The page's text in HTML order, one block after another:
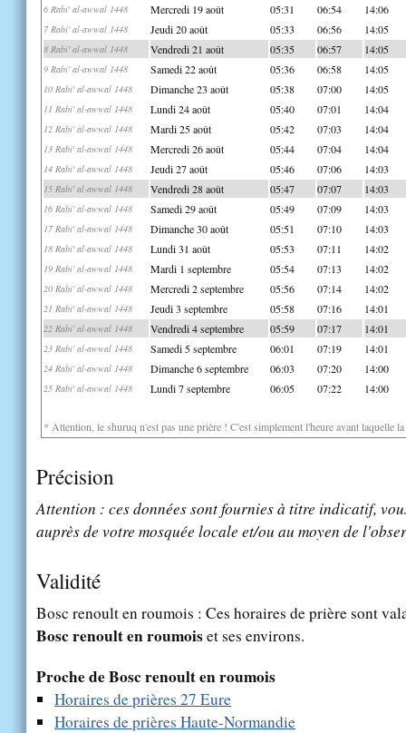
6 Rabi' al-awwal 1448 Mercredi 19 août 05:31 06:54 14:06
7 Rabi' al-awwal 1448 Jeudi 20 août 05:33 06:56 14:05
8 Rabi' al-awwal 1448 Vendredi 21 août 05:35 06:57 14:05
9 Rabi' al-awwal 1448 Samedi 22 août 05:36 06:58 14:05
10 Rabi' al-awwal 1448 Dimanche 23 août 05:38 07:00 14:05
11 Rabi' al-awwal 1448 Lundi 24 août 05:40 07:01 14:04
12 Rabi' al-awwal 1448 Mardi 25 août 05:42 07:03 14:04
13 Rabi' al-awwal 1448 Mercredi 26 août 05:44 07:04 14:04
14 Rabi' al-awwal 1448 Jeudi 27 août 05:46 07:06 14:03
15 Rabi' al-awwal 1448 Vendredi 28 août 05:47 07:07 14:03
16 Rabi' al-awwal 1448 Samedi 29 août 05:49 07:09 14:03
17 Rabi' al-awwal 1448 Dimanche 30 août 05:51 07:10 14:03
18 Rabi' al-awwal 1448 Lundi 31 août 05:53 07:11 14:02
19 Rabi' al-awwal 1448 Mardi 1 septembre 05:54 07:13 14:02
20 Rabi' al-awwal 1448 Mercredi 2 septembre 05:56 07:14 14:02
21 Rabi' al-awwal 1448 Jeudi 3 septembre 05:58 07:16 14:01
22 Rabi' al-awwal 1448 Vendredi 4 septembre 05:59 07:17 14:01
23 Rabi' al-awwal 1448 Samedi 5 septembre 06:01 07:19 14:01
24 Rabi' al-awwal 1448 Dimanche 6 septembre 06:03 07:20 14:00
25 Rabi' al-awwal 1448 Lundi 7 septembre 06:05 07:22 14:00
* Attention, le shuruq n'est pas une prière ! C'est simplement l'heure avant laquelle
Précision
Attention : ces données sont fournies à titre indicatif,
auprès de votre mosquée locale et/ou au moyen de
Validité
Bosc renoult en roumois : Ces horaires de prière sont
Bosc renoult en roumoiset ses environs.
Proche de Bosc renoult en roumois
Horaires de prières 27 Eure
Horaires de prières Haute-Normandie